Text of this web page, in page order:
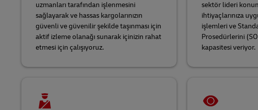
uzmanları tarafından işlenmesini
sağlayarak ve hassas kargolarınızın
güvenli ve güvenilir şekilde taşınması için
aktif izleme olanağı sunarak içinizin rahat
etmesi için çalışıyoruz.
sektör lideri
ihtiyaçlarınıza
işlemleri ve
Prosedürlerini
kapasitesi veriyor.